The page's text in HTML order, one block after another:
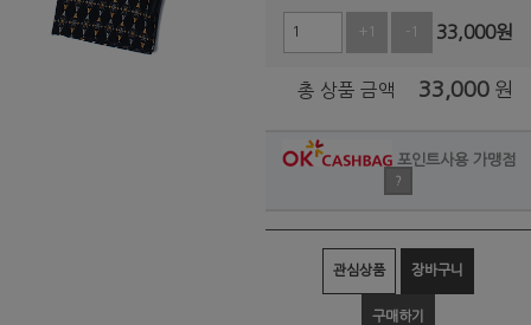
+1 -1 33,000원
총 상품 금액 33,000 원
포인트사용 가맹점
?
관심상품 장바구니
구매하기